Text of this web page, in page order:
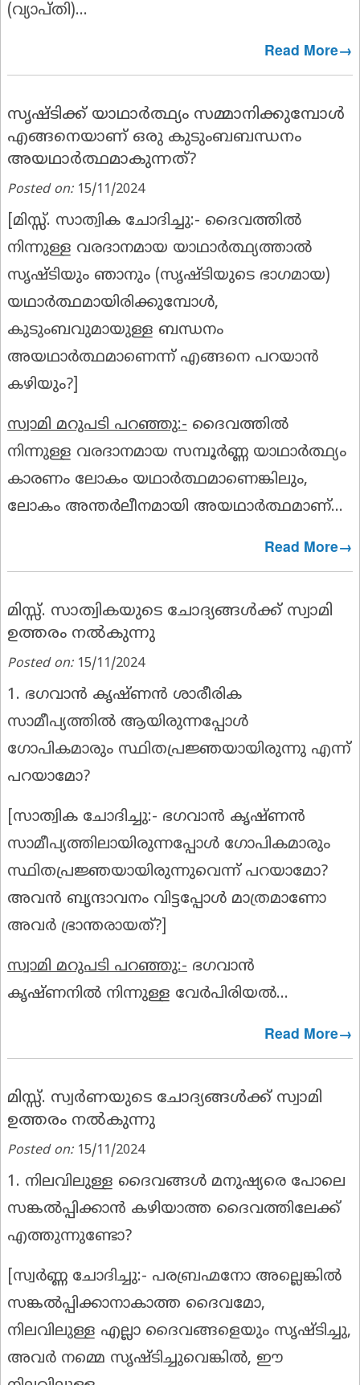
(വ്യാപ്തി)...
Read More→
സൃഷ്ടിക്ക് യാഥാർത്ഥ്യം സമ്മാനിക്കുമ്പോൾ
എങ്ങനെയാണ് ഒരു കുടുംബബന്ധനം
അയഥാർത്ഥമാകുന്നത്?
Posted on: 15/11/2024
മിസ്സ്‌. സാത്വിക ചോദിച്ചു:- ദൈവത്തിൽ
നിന്നുള്ള വരദാനമായ യാഥാർത്ഥ്യത്താൽ
സൃഷ്ടിയും ഞാനും (സൃഷ്ടിയുടെ ഭാഗമായ)
യഥാർത്ഥമായിരിക്കുമ്പോൾ,
കുടുംബവുമായുള്ള ബന്ധനം
അയഥാർത്ഥമാണെന്ന് എങ്ങനെ പറയാൻ
കഴിയും?]
സ്വാമി മറുപടി പറഞ്ഞു:- ദൈവത്തിൽ
നിന്നുള്ള വരദാനമായ സമ്പൂർണ്ണ യാഥാർത്ഥ്യം
കാരണം ലോകം യഥാർത്ഥമാണെങ്കിലും,
ലോകം അന്തർലീനമായി അയഥാർത്ഥമാണ്...
Read More→
മിസ്സ്‌. സാത്വികയുടെ ചോദ്യങ്ങൾക്ക് സ്വാമി
ഉത്തരം നൽകുന്നു
Posted on: 15/11/2024
1. ഭഗവാൻ കൃഷ്ണൻ ശാരീരിക
സാമീപ്യത്തിൽ ആയിരുന്നപ്പോൾ
ഗോപികമാരും സ്ഥിതപ്രജ്ഞയായിരുന്നു എന്ന്
പറയാമോ?
സാത്വിക ചോദിച്ചു:- ഭഗവാൻ കൃഷ്ണൻ
സാമീപ്യത്തിലായിരുന്നപ്പോൾ ഗോപികമാരും
സ്ഥിതപ്രജ്ഞയായിരുന്നുവെന്ന് പറയാമോ?
അവൻ ബൃന്ദാവനം വിട്ടപ്പോൾ മാത്രമാണോ
അവർ ഭ്രാന്തരായത്?]
സ്വാമി മറുപടി പറഞ്ഞു:- ഭഗവാൻ
കൃഷ്ണനിൽ നിന്നുള്ള വേർപിരിയൽ...
Read More→
മിസ്സ്‌. സ്വർണയുടെ ചോദ്യങ്ങൾക്ക് സ്വാമി
ഉത്തരം നൽകുന്നു
Posted on: 15/11/2024
1. നിലവിലുള്ള ദൈവങ്ങൾ മനുഷ്യരെ പോലെ
സങ്കൽപ്പിക്കാൻ കഴിയാത്ത ദൈവത്തിലേക്ക്
എത്തുന്നുണ്ടോ?
സ്വർണ്ണ ചോദിച്ചു:- പരബ്രഹ്മനോ അല്ലെങ്കിൽ
സങ്കൽപ്പിക്കാനാകാത്ത ദൈവമോ,
നിലവിലുള്ള എല്ലാ ദൈവങ്ങളെയും സൃഷ്ടിച്ചു,
അവർ നമ്മെ സൃഷ്ടിച്ചുവെങ്കിൽ, ഈ